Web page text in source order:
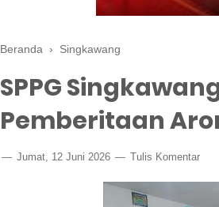
Beranda › Singkawang
SPPG
Pemberitaan
Jumat, 12 Juni 2026 Tulis Komentar